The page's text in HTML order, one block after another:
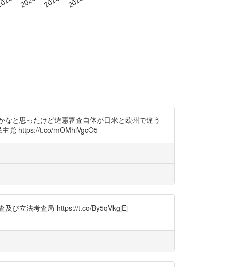
と思ったけど違憲審査自体が日米と欧州で違う
党 https://t.co/mOMhiVgcO5
及び立法考査局 https://t.co/By5qVkgjEj